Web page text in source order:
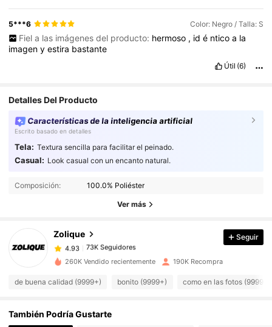
5***6 Color: Negro / Talla: S
Fiel a las imágenes del producto: hermoso , id é ntico a la
imagenyestira bastante
Útil (6)
Detalles Del Producto
Características de la inteligencia artificial
Escrito basado en detalles
Tela: Textura sencilla para facilitar el peinado.
Casual: Look casual con un encanto natural.
Composición: 100.0% Poliéster
Ver más
Zolique
4.93 73K Seguidores
73K Seguidores
73K Seguidores
4.93
73K Seguidores
c***m seguidoHace 11 horas
4.93
73K Seguidores
4.93 73K Seguidores
4.93 73K Seguidores
Seguir
260K Vendido recientemente 190K Recompra
de buena calidad (9999+) bonito (9999+) como en las fotos (9999+)
También Podría Gustarte